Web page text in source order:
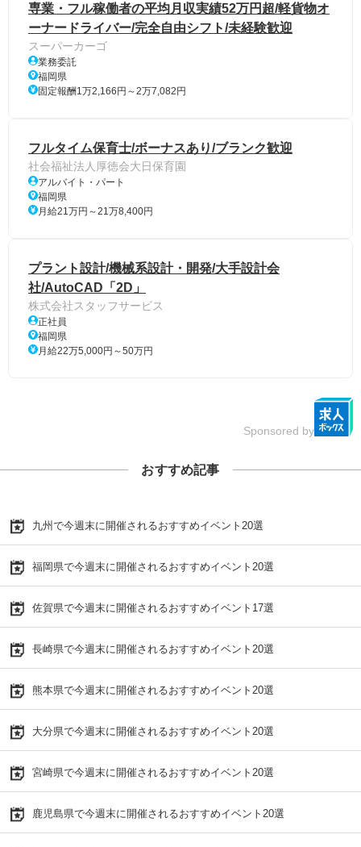
専業・フル稼働者の平均月収実績52万円超/軽貨物オ
ーナードライバー/完全自由シフト/未経験歓迎
スーパーカーゴ
業務委託
福岡県
固定報酬1万2,166円～2万7,082円
フルタイム保育士/ボーナスあり/ブランク歓迎
社会福祉法人厚徳会大日保育園
アルバイト・パート
福岡県
月給21万円～21万8,400円
プラント設計/機械系設計・開発/大手設計会
社/AutoCAD「2D」
株式会社スタッフサービス
正社員
福岡県
月給22万5,000円～50万円
Sponsored by
おすすめ記事
九州で今週末に開催されるおすすめイベント20選
福岡県で今週末に開催されるおすすめイベント20選
佐賀県で今週末に開催されるおすすめイベント17選
長崎県で今週末に開催されるおすすめイベント20選
熊本県で今週末に開催されるおすすめイベント20選
大分県で今週末に開催されるおすすめイベント20選
宮崎県で今週末に開催されるおすすめイベント20選
鹿児島県で今週末に開催されるおすすめイベント20選